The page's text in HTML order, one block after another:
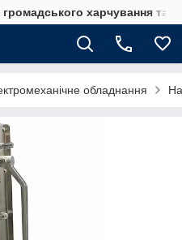
харчування та
обладнання